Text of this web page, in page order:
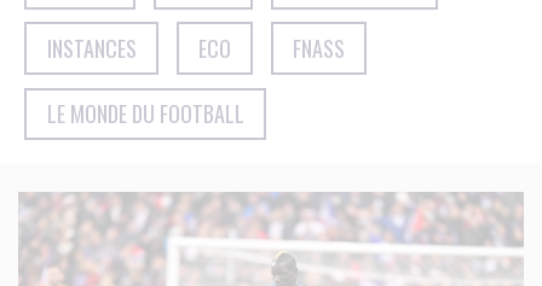
INSTANCES ECO FNASS
LE MONDE DU FOOTBALL